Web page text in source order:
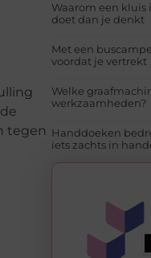
tegen
Waarom een
doet dan je denkt
Met een
voordat je vertrekt
Welke
werkzaamheden?
Handdoeken
iets zachts in